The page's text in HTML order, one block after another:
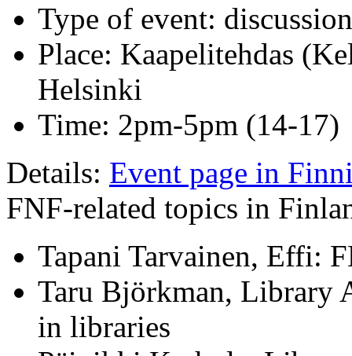
Type of event: discussion
Place: Kaapelitehdas
Helsinki
Time: 2pm-5pm (14-17)
Details: Event page in
FNF-related topics in
Tapani Tarvainen, Effi:
Taru Björkman, Library
in libraries